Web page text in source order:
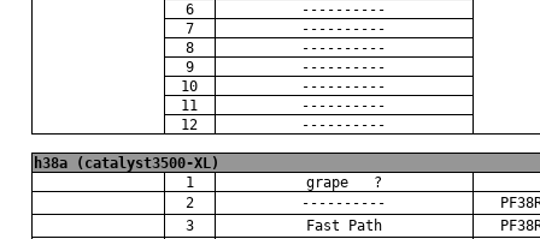
6
----------
7
----------
8
----------
9
----------
10
----------
11
----------
12
----------
h38a (catalyst3500-XL)
1
grape
?
2
----------
3
Fast Path